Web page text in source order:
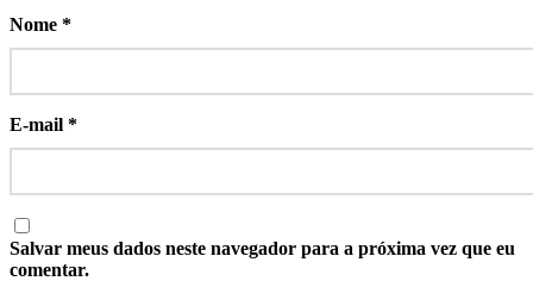
Nome *
E-mail *
Salvar meus dados neste navegador para a próxima vez que eu
comentar.